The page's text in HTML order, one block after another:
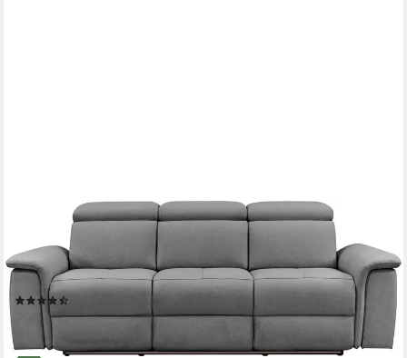
OTTO HOME
3-Sitzer Pareli 229cm, manuelle u. elektr. Relaxfunktion in 2
Sitzen, USB, KT-Verstellung, LED Beleuchtung, in Echtleder,
Kunstleder, Web
1.549,99 € UVP2.799,00 €